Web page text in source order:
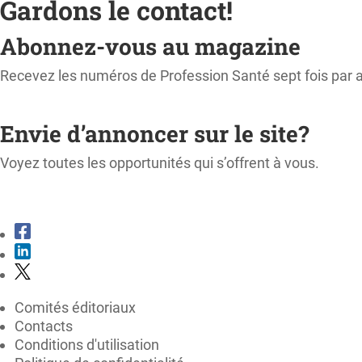
Gardons le contact!
Abonnez-vous au magazine
Recevez les numéros de Profession Santé sept fois par
Envie d’annoncer sur le site?
Voyez toutes les opportunités qui s’offrent à vous.
Comités éditoriaux
Contacts
Conditions d'utilisation